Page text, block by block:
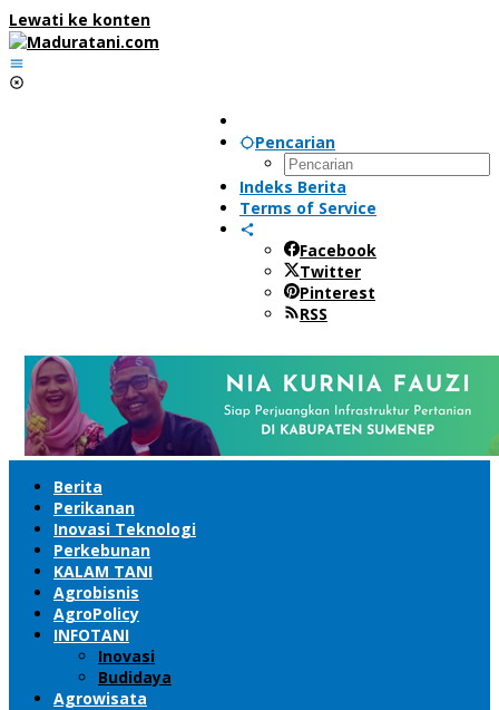
Lewati ke konten
Pencarian
Indeks Berita
Terms of Service
Facebook
Twitter
Pinterest
RSS
Berita
Perikanan
Inovasi Teknologi
Perkebunan
KALAM TANI
Agrobisnis
AgroPolicy
INFOTANI
Inovasi
Budidaya
Agrowisata